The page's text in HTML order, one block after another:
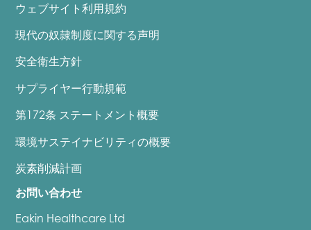
ウェブサイト利用規約
現代の奴隷制度に関する声明
安全衛生方針
サプライヤー行動規範
第172条 ステートメント概要
環境サステイナビリティの概要
炭素削減計画
お問い合わせ
Eakin Healthcare Ltd